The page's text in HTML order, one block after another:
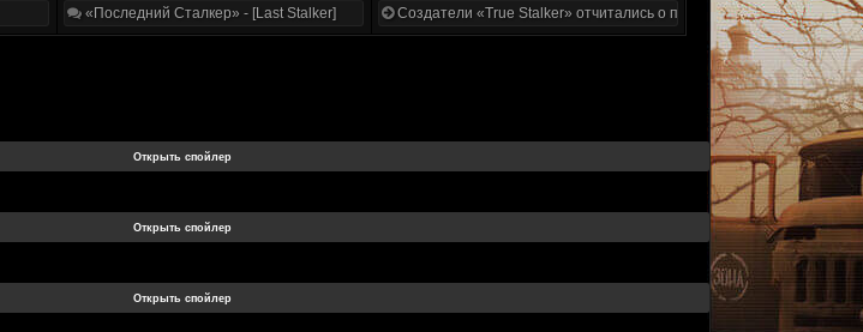
«Последний Сталкер» - [Last Stalker]
Создатели «True Stalker» отчитались о проделанной работе